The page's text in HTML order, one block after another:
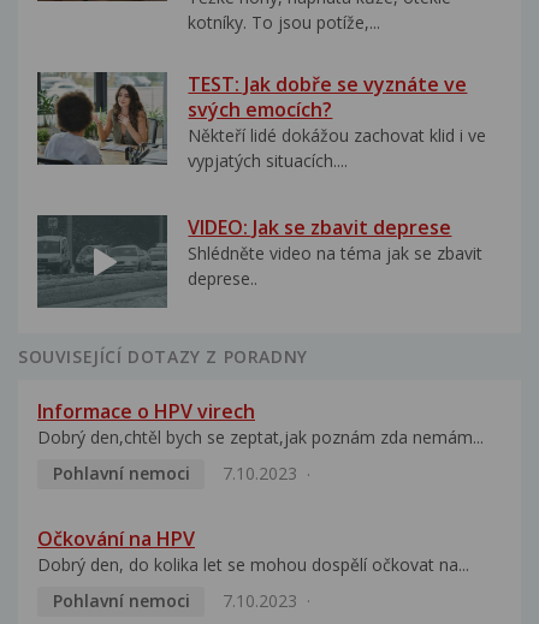
kotníky. To jsou potíže,...
TEST: Jak dobře se vyznáte ve
svých emocích?
Někteří lidé dokážou zachovat klid i ve
vypjatých situacích....
VIDEO: Jak se zbavit deprese
Shlédněte video na téma jak se zbavit
deprese..
SOUVISEJÍCÍ DOTAZY Z PORADNY
Informace o HPV virech
Dobrý den,chtěl bych se zeptat,jak poznám zda nemám...
Pohlavní nemoci
7.10.2023
Očkování na HPV
Dobrý den, do kolika let se mohou dospělí očkovat na...
Pohlavní nemoci
7.10.2023